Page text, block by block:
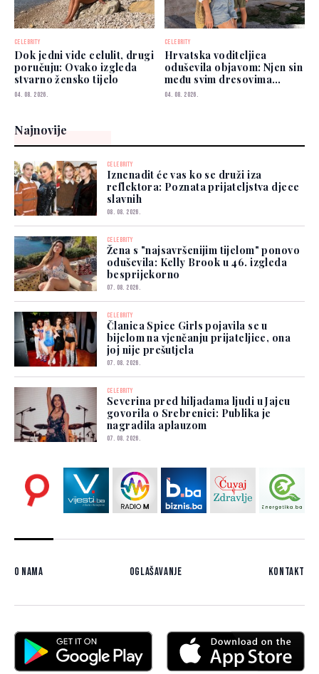
CELEBRITY
Dok jedni vide celulit, drugi
poručuju: Ovako izgleda
stvarno žensko tijelo
04. 08. 2026.
CELEBRITY
Hrvatska voditeljica
oduševila objavom: Njen sin
među svim dresovima
izabrao Zmajeve
04. 08. 2026.
Najnovije
CELEBRITY
Iznenadit će vas ko se druži iza
reflektora: Poznata prijateljstva djece
slavnih
08. 08. 2026.
CELEBRITY
Žena s "najsavršenijim tijelom" ponovo
oduševila: Kelly Brook u 46. izgleda
besprijekorno
07. 08. 2026.
CELEBRITY
Članica Spice Girls pojavila se u
bijelom na vjenčanju prijateljice, ona
joj nije prešutjela
07. 08. 2026.
CELEBRITY
Severina pred hiljadama ljudi u Jajcu
govorila o Srebrenici: Publika je
nagradila aplauzom
07. 08. 2026.
O nama Oglašavanje Kontakt